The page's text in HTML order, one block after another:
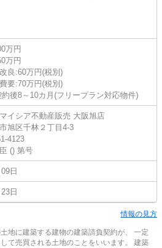
万円
万円
良:60万円(税別)
要:70万円(税別)
約後8～10カ月(フリープラン対応物件)
イシア不動産販売 大阪旭店
旭区千林２丁目4-3
4123
() 第号
日
日
情報の見方
地に建築する建物の建築請負契約が、 一定
て売買される土地のことをいいます。 建築